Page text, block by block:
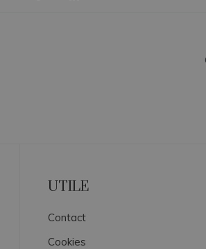
UTILE
Contact
Cookies